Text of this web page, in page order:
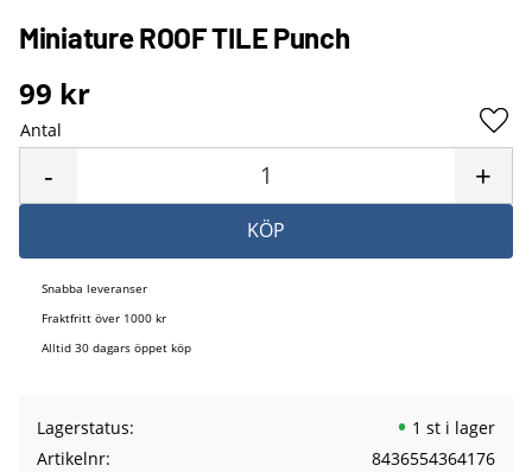
Miniature ROOF TILE Punch
99 kr
Antal
+
-
KÖP
Snabba leveranser
Fraktfritt över 1000 kr
Alltid 30 dagars öppet köp
Lagerstatus
1 st i lager
Artikelnr
8436554364176